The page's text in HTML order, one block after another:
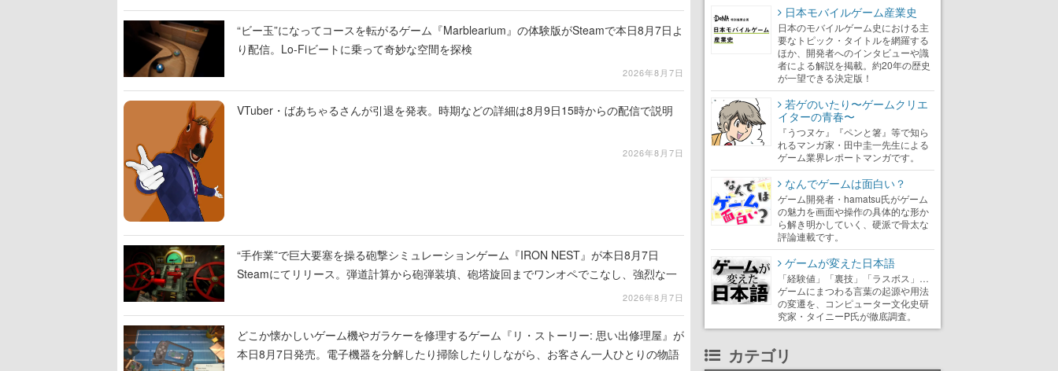
“ビー玉”になってコースを転がるゲーム『Marblearium』の体験版がSteamで本日8月7日よ
り配信。Lo-Fiビートに乗って奇妙な空間を探検
2026年8月7日
VTuber・ばあちゃるさんが引退を発表。時期などの詳細は8月9日15時からの配信で説明
2026年8月7日
“手作業”で巨大要塞を操る砲撃シミュレーションゲーム『IRON NEST』が本日8月7日
Steamにてリリース。弾道計算から砲弾装填、砲塔旋回までワンオペでこなし、強烈な一
2026年8月7日
どこか懐かしいゲーム機やガラケーを修理するゲーム『リ・ストーリー: 思い出修理屋』が
本日8月7日発売。電子機器を分解したり掃除したりしながら、お客さん一人ひとりの物語
日本モバイルゲーム産業史
日本のモバイルゲーム史における主
要なトピック・タイトルを網羅する
ほか、開発者へのインタビューや識
者による解説を掲載。約20年の歴史
が一望できる決定版！
若ゲのいたり〜ゲームクリエ
イターの青春〜
『うつヌケ』『ペンと箸』等で知ら
れるマンガ家・田中圭一先生による
ゲーム業界レポートマンガです。
なんでゲームは面白い？
ゲーム開発者・hamatsu氏がゲーム
の魅力を画面や操作の具体的な形か
ら解き明かしていく、硬派で骨太な
評論連載です。
ゲームが変えた日本語
「経験値」「裏技」「ラスボス」…
ゲームにまつわる言葉の起源や用法
の変遷を、コンピューター文化史研
究家・タイニーP氏が徹底調査。
カテゴリ